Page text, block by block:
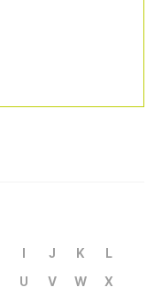
I J K
L
U V W
X